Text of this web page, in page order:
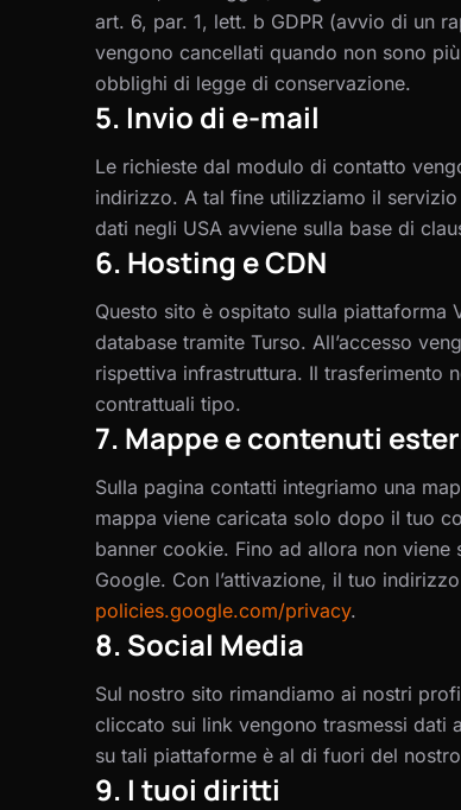
art. 6, par. 1, lett. b GDPR (avvio di un
vengono cancellati quando non sono
obblighi di legge di conservazione.
5. Invio di e-mail
Le richieste dal modulo di contatto
indirizzo. A tal fine utilizziamo il
dati negli USA avviene sulla base di
6. Hosting e CDN
Questo sito è ospitato sulla piattaforma
database tramite Turso. All’accesso
rispettiva infrastruttura. Il trasferimento
contrattuali tipo.
7. Mappe e contenuti
Sulla pagina contatti integriamo una
mappa viene caricata solo dopo il tuo
banner cookie. Fino ad allora non
Google. Con l’attivazione, il tuo
policies.google.com/privacy.
8. Social Media
Sul nostro sito rimandiamo ai nostri
cliccato sui link vengono trasmessi dati
su tali piattaforme è al di fuori del
9. I tuoi diritti